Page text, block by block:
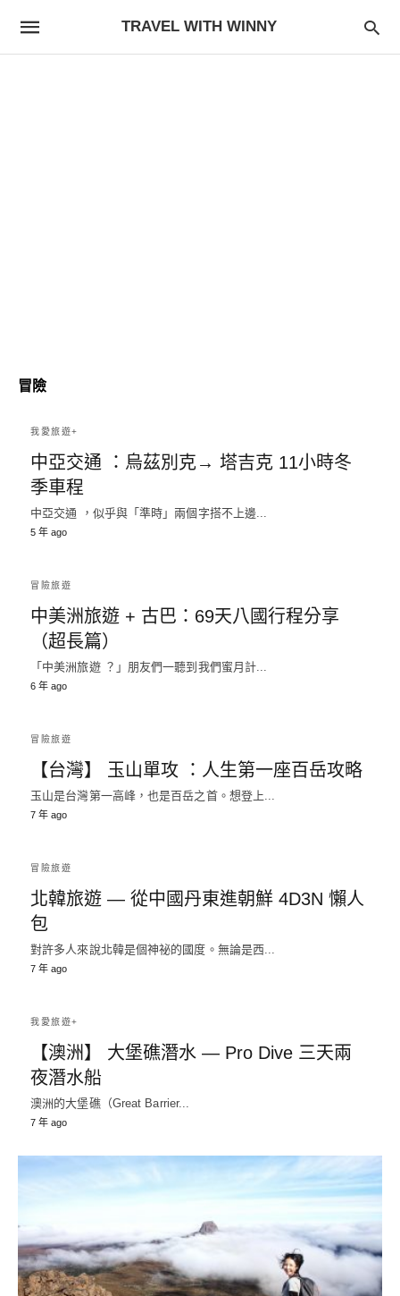
TRAVEL WITH WINNY
冒險
我愛旅遊+
中亞交通 ：烏茲別克→ 塔吉克 11小時冬
季車程
中亞交通 ，似乎與「準時」兩個字搭不上邊...
5 年 ago
冒險旅遊
中美洲旅遊 + 古巴：69天八國行程分享
（超長篇）
「中美洲旅遊 ？」朋友們一聽到我們蜜月計...
6 年 ago
冒險旅遊
【台灣】 玉山單攻 ：人生第一座百岳攻略
玉山是台灣第一高峰，也是百岳之首。想登上...
7 年 ago
冒險旅遊
北韓旅遊 — 從中國丹東進朝鮮 4D3N 懶人
包
對許多人來說北韓是個神祕的國度。無論是西...
7 年 ago
我愛旅遊+
【澳洲】 大堡礁潛水 — Pro Dive 三天兩
夜潛水船
澳洲的大堡礁（Great Barrier...
7 年 ago